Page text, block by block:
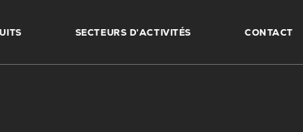
SECTEURS D’ACTIVITÉS CONTACT